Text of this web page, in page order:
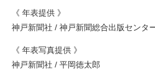
《 年表提供 》
神戸新聞社 / 神戸新聞総合出版センタ
《 年表写真提供 》
神戸新聞社 / 平岡徳太郎